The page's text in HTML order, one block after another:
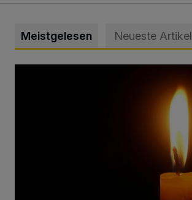
Meistgelesen Neueste Artikel